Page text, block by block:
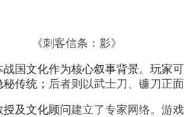
《刺客信条：影》
国文化作为核心叙事背景。玩家
传统； 后者则以武士刀、镰刀正
及文化顾问建立了专家网络。游戏